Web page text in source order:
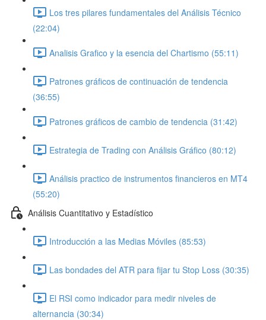
Los tres pilares fundamentales del Análisis Técnico
(22:04)
Analisis Grafico y la esencia del Chartismo (55:11)
Patrones gráficos de continuación de tendencia
(36:55)
Patrones gráficos de cambio de tendencia (31:42)
Estrategia de Trading con Análisis Gráfico (80:12)
Análisis practico de instrumentos financieros en MT4
(55:20)
Análisis Cuantitativo y Estadístico
Introducción a las Medias Móviles (85:53)
Las bondades del ATR para fijar tu Stop Loss (30:35)
El RSI como indicador para medir niveles de
alternancia (30:34)